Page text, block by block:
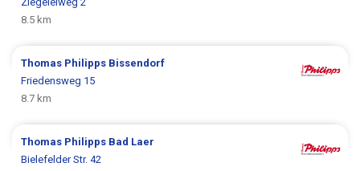
8.5 km
Thomas Philipps Bissendorf
Friedensweg 15
8.7 km
Thomas Philipps Bad Laer
Bielefelder Str. 42